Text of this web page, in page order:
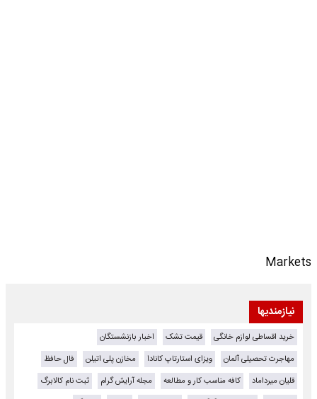
Markets
نیازمندیها
خرید اقساطی لوازم خانگی قیمت تشک
اخبار بازنشستگان
مهاجرت تحصیلی آلمان
ویزای استارتاپ کانادا مخازن پلی اتیلن
فال حافظ
قلیان میرداماد
کافه مناسب کار و مطالعه مجله آرایش گرام
ثبت نام کالابرگ